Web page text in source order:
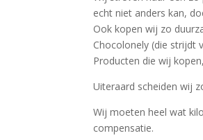
echt niet anders kan,
Ook kopen wij zo
Chocolonely (die strijdt
Producten die wij
Uiteraard scheiden wij
Wij moeten heel wat
compensatie.